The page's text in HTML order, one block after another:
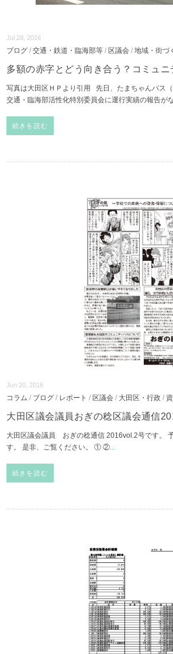
Jul 28, 2016
ブログ /交通・鉄道・臨海部等 /区議会 /地域・街づ
多額の赤字とどう向き合う？コミュニ
写真は大田区ＨＰより引用 先日、たまちゃんバス（
交通・臨海部活性化特別委員会に運行実績の報告が
続きを読む
Jun 20, 2016
コラム / ブログ / レポート /区議会 / 大田区・行政 /
大田区議会議員おぎの稔区議会通信
大田区議会議員 おぎの稔通信 2016vol.2号です。
す。 是非、ご覧ください。 ① ②...
続きを読む